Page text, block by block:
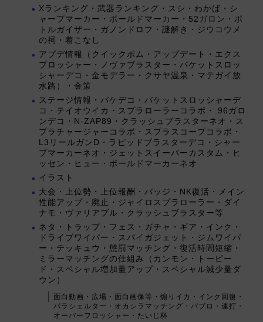
Xランキング・武器ランキング・スシ・わかば・シ
ャープマーカー・ボールドマーカー・52ガロン・ボ
トルガイザー・ガノンドロフ・謎解き・ジウコウメ
の祠・着こなし
アプデ情報（クイックボム・アップデート・エクス
プロッシャー・ノヴァブラスター・バケットスロッ
シャーデコ・金モデラー・クサヤ温泉・マテガイ放
水路）・金策
ステージ情報・バケデコ・バケットスロッシャーデ
コ・テイオウイカ・スプラローラーコラボ・.96ガロ
ンデコ・N-ZAP89・クラッシュブラスターネオ・ス
プラチャージャーコラボ・スプラスコープコラボ・
L3リールガンD・ラピッドブラスターデコ・シャー
プマーカーネオ・ジェットスイーパーカスタム・ヒ
ッセン・ヒュー・ボールドマーカーネオ
イラスト
大会・上位勢・上位報酬・バッジ・NK復活・メイン
性能アップ・廃止・ジャイロスプラローラー・ダイ
ナモ・ヴァリアブル・クラッシュブラスター等
ネタ・トラップ・フェス・ガチャ・ギア・インク・
ドライブワイパー・スパイガジェット・ジムワイパ
ー・テッキュウ・懲罰マッチング・復活時間短縮・
ミラーマッチングの仕組み（カンモン・トーピー
ド・スペシャル増加量アップ・スペシャル減少量ダ
ウン）
面白動画・広場・面白画像等・煽りイカ・インク回復・
パラシェルター・オカシラマッチング・パブロ・連打・
オーバーフロッシャー・たいじ杯